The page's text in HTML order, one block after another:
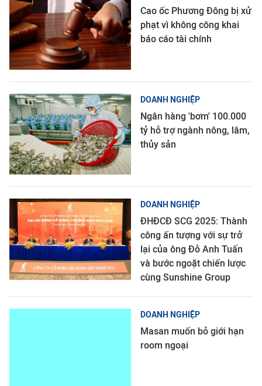
Cao ốc Phương Đông bị xử
phạt vì không công khai
báo cáo tài chính
DOANH NGHIỆP
Ngân hàng 'bơm' 100.000
tỷ hỗ trợ ngành nông, lâm,
thủy sản
DOANH NGHIỆP
ĐHĐCĐ SCG 2025: Thành
công ấn tượng với sự trở
lại của ông Đỗ Anh Tuấn
và bước ngoặt chiến lược
cùng Sunshine Group
DOANH NGHIỆP
Masan muốn bỏ giới hạn
room ngoại